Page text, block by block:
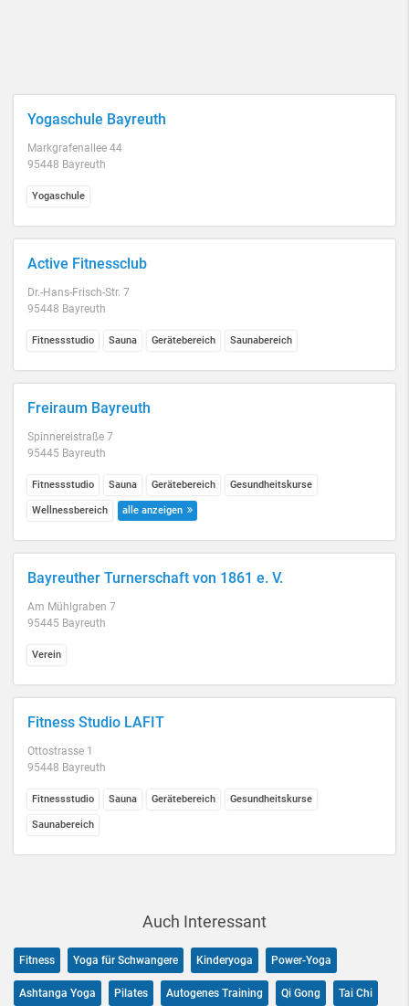
Yogaschule Bayreuth
Markgrafenallee 44
95448 Bayreuth
Yogaschule
Active Fitnessclub
Dr.-Hans-Frisch-Str. 7
95448 Bayreuth
Fitnessstudio Sauna Gerätebereich Saunabereich
Freiraum Bayreuth
Spinnereistraße 7
95445 Bayreuth
Fitnessstudio Sauna Gerätebereich Gesundheitskurse
Wellnessbereich alle anzeigen
Bayreuther Turnerschaft von 1861 e. V.
Am Mühlgraben 7
95445 Bayreuth
Verein
Fitness Studio LAFIT
Ottostrasse 1
95448 Bayreuth
Fitnessstudio Sauna Gerätebereich Gesundheitskurse
Saunabereich
Auch Interessant
Fitness Yoga für Schwangere Kinderyoga Power-Yoga
Ashtanga Yoga Pilates Autogenes Training Qi Gong Tai Chi